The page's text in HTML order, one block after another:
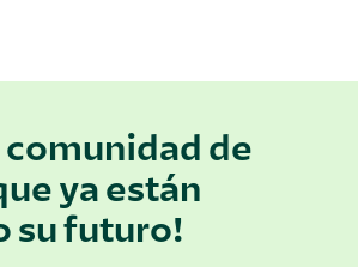
comunidad de
ya están
su futuro!